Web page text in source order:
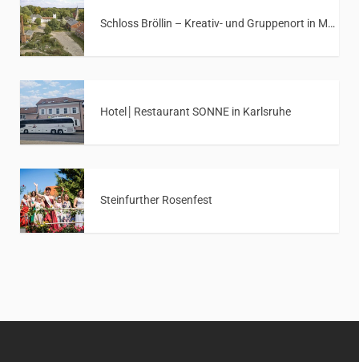
Schloss Bröllin – Kreativ- und Gruppenort in Mecklenburg-Vorpommern
Hotel│Restaurant SONNE in Karlsruhe
Steinfurther Rosenfest